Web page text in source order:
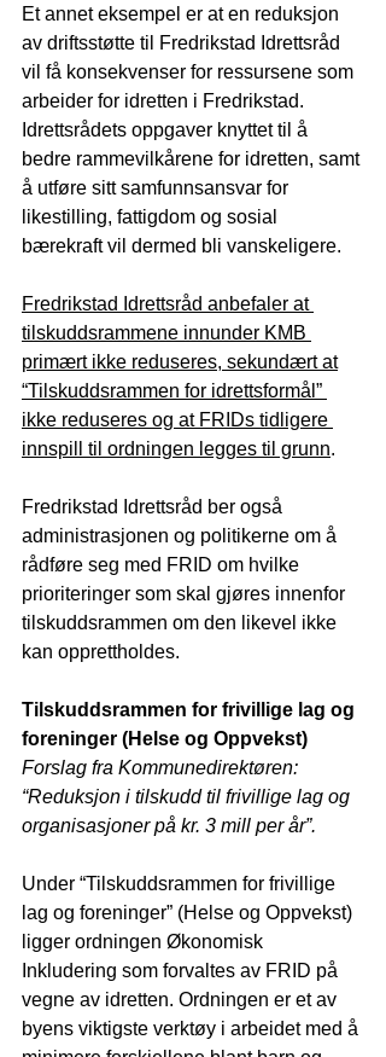
Et annet eksempel er at en reduksjon
av driftsstøtte til Fredrikstad Idrettsråd
vil få konsekvenser for ressursene som
arbeider for idretten i Fredrikstad.
Idrettsrådets oppgaver knyttet til å
bedre rammevilkårene for idretten, samt
å utføre sitt samfunnsansvar for
likestilling, fattigdom og sosial
bærekraft vil dermed bli vanskeligere.
Fredrikstad Idrettsråd anbefaler at
tilskuddsrammene innunder KMB
primært ikke reduseres, sekundært at
“Tilskuddsrammen for idrettsformål”
ikke reduseres og at FRIDs tidligere
innspill til ordningen legges til grunn.
Fredrikstad Idrettsråd ber også
administrasjonen og politikerne om å
rådføre seg med FRID om hvilke
prioriteringer som skal gjøres innenfor
tilskuddsrammen om den likevel ikke
kan opprettholdes.
Tilskuddsrammen for frivillige lag og
foreninger (Helse og Oppvekst)
Forslag fra Kommunedirektøren:
“Reduksjon i tilskudd til frivillige lag og
organisasjoner på kr. 3 mill per år”.
Under “Tilskuddsrammen for frivillige
lag og foreninger” (Helse og Oppvekst)
ligger ordningen Økonomisk
Inkludering som forvaltes av FRID på
vegne av idretten. Ordningen er et av
byens viktigste verktøy i arbeidet med å